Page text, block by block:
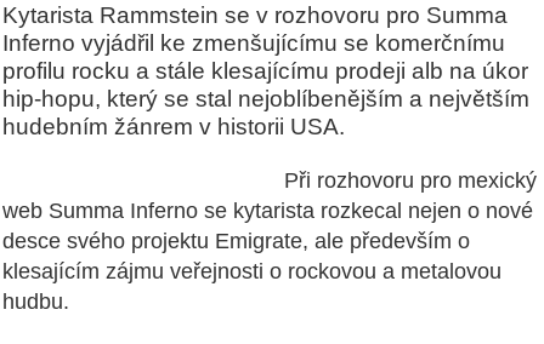
Kytarista Rammstein se v rozhovoru pro Summa
Inferno vyjádřil ke zmenšujícímu se komerčnímu
profilu rocku a stále klesajícímu prodeji alb na úkor
hip-hopu, který se stal nejoblíbenějším a největším
hudebním žánrem v historii USA.
Při rozhovoru pro mexický
web Summa Inferno se kytarista rozkecal nejen o nové
desce svého projektu Emigrate, ale především o
klesajícím zájmu veřejnosti o rockovou a metalovou
hudbu.